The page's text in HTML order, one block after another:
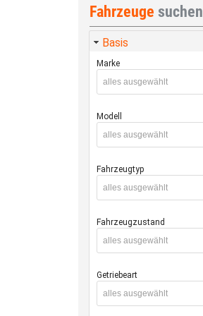
Fahrzeuge suchen
Basis
Marke
alles ausgewählt
Modell
alles ausgewählt
Fahrzeugtyp
alles ausgewählt
Fahrzeugzustand
alles ausgewählt
Getriebeart
alles ausgewählt